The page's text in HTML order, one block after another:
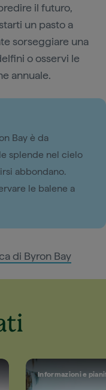
il futuro,
un pasto a
sorseggiare una
o osservi le
annuale.
Bay è da
splende nel cielo
abbondano.
le balene a
di Byron Bay
Informazioni e